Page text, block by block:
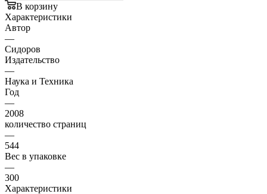
В корзину
Характеристики
Автор
—
Сидоров
Издательство
—
Наука и Техника
Год
—
2008
количество страниц
—
544
Вес в упаковке
—
300
Характеристики